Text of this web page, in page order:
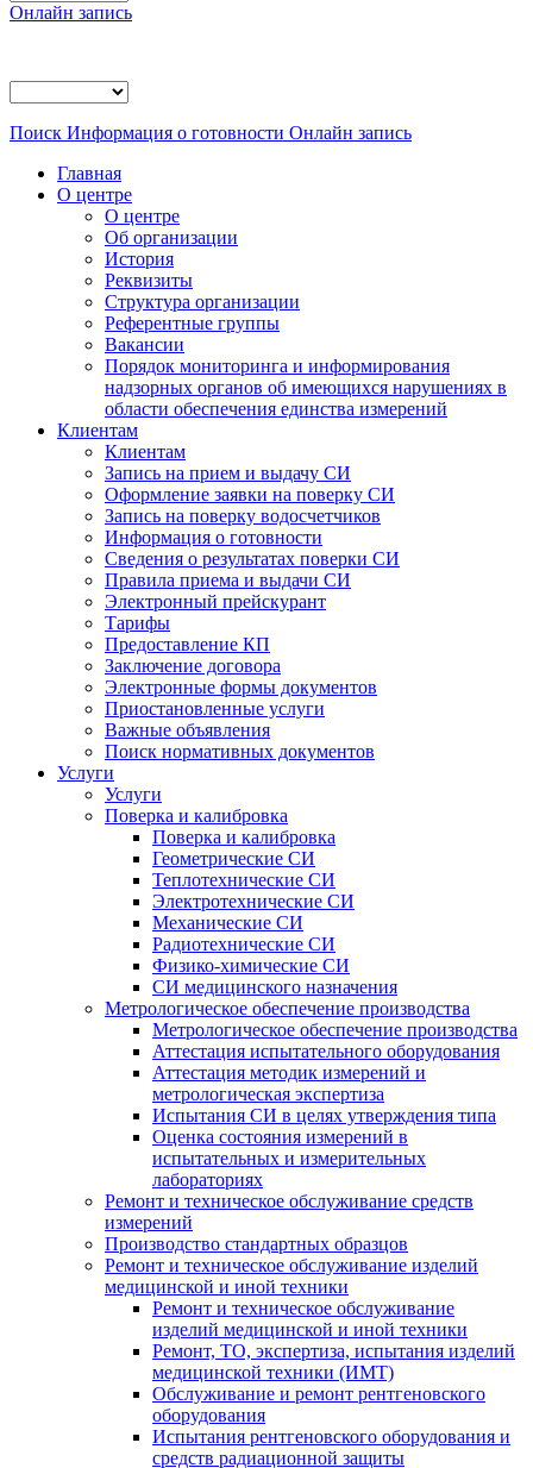
Онлайн запись
Поиск Информация о готовности Онлайн запись
Главная
О центре
О центре
Об организации
История
Реквизиты
Структура организации
Референтные группы
Вакансии
Порядок мониторинга и информирования
надзорных органов об имеющихся нарушениях в
области обеспечения единства измерений
Клиентам
Клиентам
Запись на прием и выдачу СИ
Оформление заявки на поверку СИ
Запись на поверку водосчетчиков
Информация о готовности
Сведения о результатах поверки СИ
Правила приема и выдачи СИ
Электронный прейскурант
Тарифы
Предоставление КП
Заключение договора
Электронные формы документов
Приостановленные услуги
Важные объявления
Поиск нормативных документов
Услуги
Услуги
Поверка и калибровка
Поверка и калибровка
Геометрические СИ
Теплотехнические СИ
Электротехнические СИ
Механические СИ
Радиотехнические СИ
Физико-химические СИ
СИ медицинского назначения
Метрологическое обеспечение производства
Метрологическое обеспечение производства
Аттестация испытательного оборудования
Аттестация методик измерений и
метрологическая экспертиза
Испытания СИ в целях утверждения типа
Оценка состояния измерений в
испытательных и измерительных
лабораториях
Ремонт и техническое обслуживание средств
измерений
Производство стандартных образцов
Ремонт и техническое обслуживание изделий
медицинской и иной техники
Ремонт и техническое обслуживание
изделий медицинской и иной техники
Ремонт, ТО, экспертиза, испытания изделий
медицинской техники (ИМТ)
Обслуживание и ремонт рентгеновского
оборудования
Испытания рентгеновского оборудования и
средств радиационной защиты